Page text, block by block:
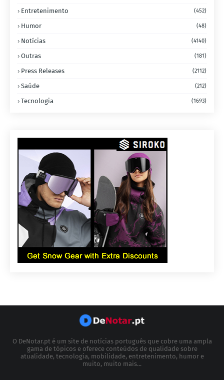
Entretenimento (452)
Humor (48)
Notícias (4140)
Outras (181)
Press Releases (2112)
Saúde (212)
Tecnologia (1693)
O DeNotar.pt é um site de notícias português que cobre uma ampla
gama de tópicos e oferece conteúdos de qualidade sobre
atualidade, tecnologia, mobilidade, entretenimento, humor e
muito, muito mais...